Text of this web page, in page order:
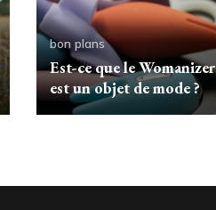
bon plans
Est-ce que le Womanizer
est un objet de mode ?